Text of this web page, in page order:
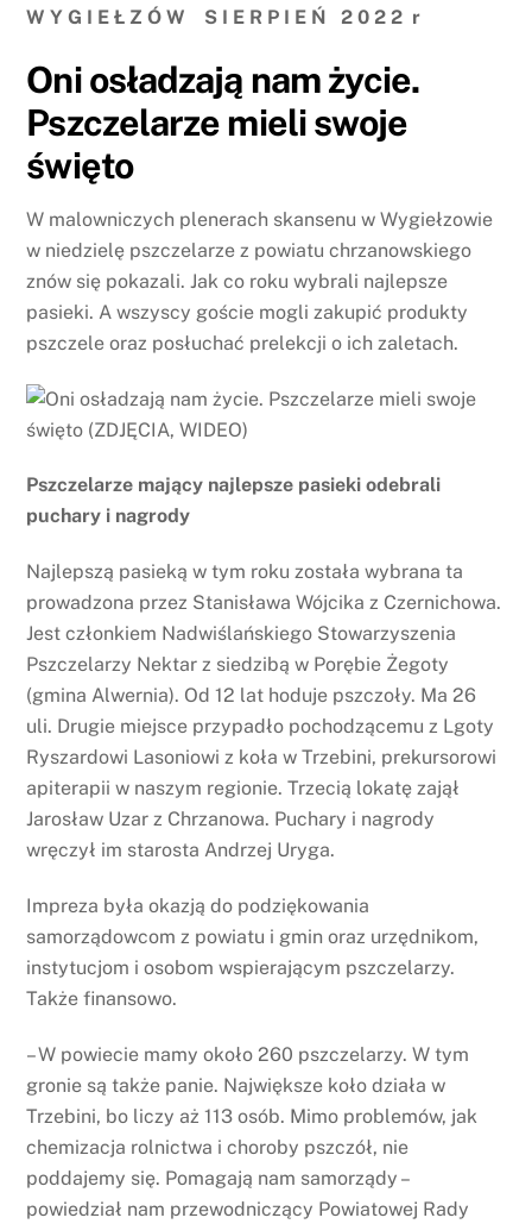
W Y G I E Ł Z Ó W S I E R P I E Ń 2 0 2 2 r
Oni osładzają nam życie.
Pszczelarze mieli swoje
święto
W malowniczych plenerach skansenu w Wygiełzowie
w niedzielę pszczelarze z powiatu chrzanowskiego
znów się pokazali. Jak co roku wybrali najlepsze
pasieki. A wszyscy goście mogli zakupić produkty
pszczele oraz posłuchać prelekcji o ich zaletach.
Pszczelarze mający najlepsze pasieki odebrali
puchary i nagrody
Najlepszą pasieką w tym roku została wybrana ta
prowadzona przez Stanisława Wójcika z Czernichowa.
Jest członkiem Nadwiślańskiego Stowarzyszenia
Pszczelarzy Nektar z siedzibą w Porębie Żegoty
(gmina Alwernia). Od 12 lat hoduje pszczoły. Ma 26
uli. Drugie miejsce przypadło pochodzącemu z Lgoty
Ryszardowi Lasoniowi z koła w Trzebini, prekursorowi
apiterapii w naszym regionie. Trzecią lokatę zajął
Jarosław Uzar z Chrzanowa. Puchary i nagrody
wręczył im starosta Andrzej Uryga.
Impreza była okazją do podziękowania
samorządowcom z powiatu i gmin oraz urzędnikom,
instytucjom i osobom wspierającym pszczelarzy.
Także finansowo.
– W powiecie mamy około 260 pszczelarzy. W tym
gronie są także panie. Największe koło działa w
Trzebini, bo liczy aż 113 osób. Mimo problemów, jak
chemizacja rolnictwa i choroby pszczół, nie
poddajemy się. Pomagają nam samorządy –
powiedział nam przewodniczący Powiatowej Rady